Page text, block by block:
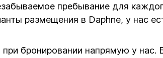
пребывание для
размещения в Daphne, у нас
бронировании напрямую у